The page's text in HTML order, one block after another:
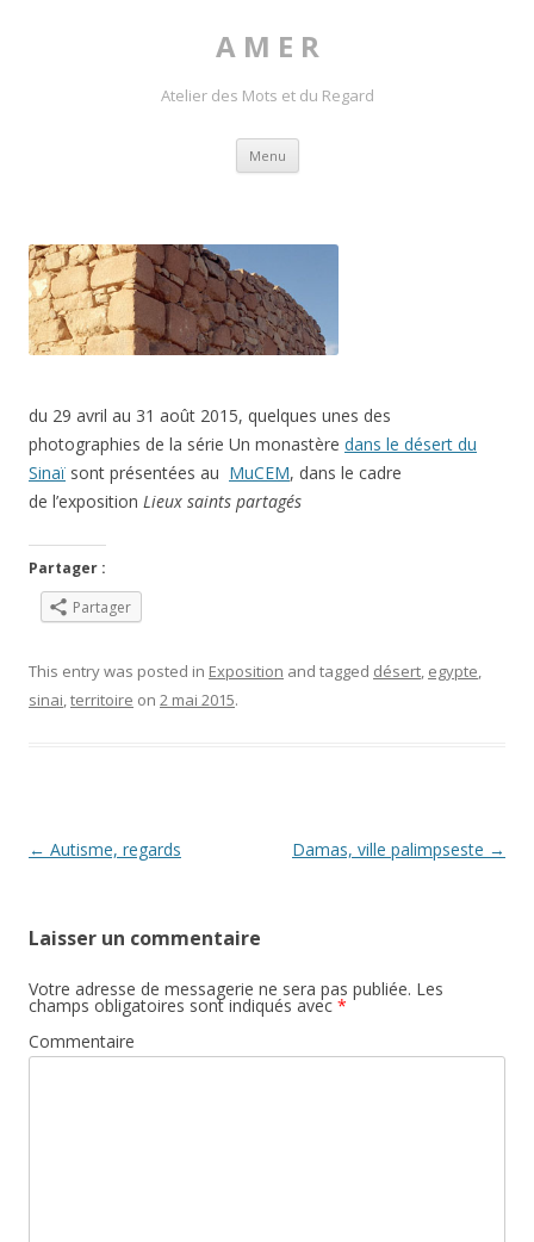
A M E R
Atelier des Mots et du Regard
Menu Skip to content
du 29 avril au 31 août 2015, quelques unes des
photographies de la série Un monastère dans le désert du
Sinaï sont présentées au MuCEM, dans le cadre
de l’exposition Lieux saints partagés
Partager :
Partager
This entry was posted in Exposition and tagged désert, egypte,
sinai,territoire on 2 mai 2015.
Post navigation
← Autisme, regards Damas, ville palimpseste →
Laisser un commentaire
Votre adresse de messagerie ne sera pas publiée. Les
champs obligatoires sont indiqués avec *
Commentaire